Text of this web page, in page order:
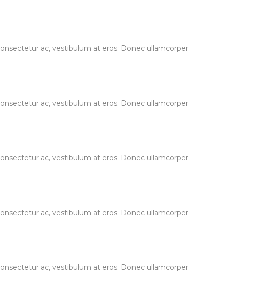
ac, vestibulum at eros. Donec ullamcorper
ac, vestibulum at eros. Donec ullamcorper
ac, vestibulum at eros. Donec ullamcorper
ac, vestibulum at eros. Donec ullamcorper
ac, vestibulum at eros. Donec ullamcorper